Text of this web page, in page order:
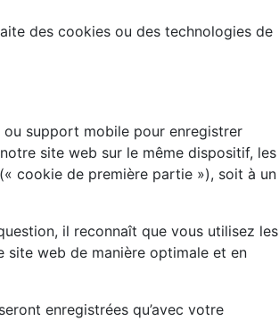
des cookies ou des technologies de
support mobile pour enregistrer
site web sur le même dispositif, les
cookie de première partie »), soit à un
il reconnaît que vous utilisez les
web de manière optimale et en
enregistrées qu’avec votre